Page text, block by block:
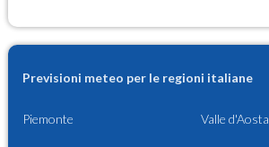
Previsioni meteo per le regioni italiane
Piemonte Valle d'Aosta